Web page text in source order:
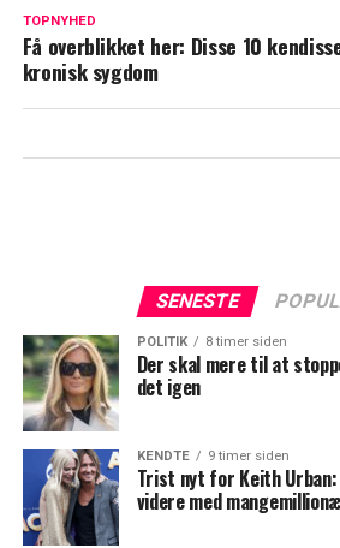
afsløring: Skete mens
med Karsten Ree
TOPNYHED
Få overblikket her: Disse 10
kronisk sygdom
SENESTE
POLITIK 8 timer siden
Der skal mere til at
det igen
KENDTE 9 timer siden
Trist nyt for Keith Urban:
videre med